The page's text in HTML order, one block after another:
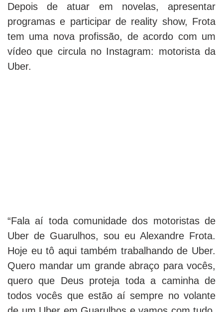
Depois de atuar em novelas, apresentar
programas e participar de reality show, Frota
tem uma nova profissão, de acordo com um
vídeo que circula no Instagram: motorista da
Uber.
“Fala aí toda comunidade dos motoristas de
Uber de Guarulhos, sou eu Alexandre Frota.
Hoje eu tô aqui também trabalhando de Uber.
Quero mandar um grande abraço para vocês,
quero que Deus proteja toda a caminha de
todos vocês que estão aí sempre no volante